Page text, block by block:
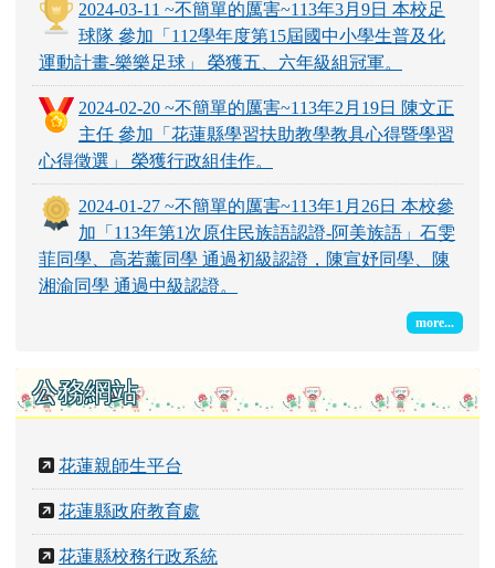
2024-03-11 ~不簡單的厲害~113年3月9日 本校足
球隊 參加「112學年度第15屆國中小學生普及化
運動計畫-樂樂足球」 榮獲五、六年級組冠軍。
2024-02-20 ~不簡單的厲害~113年2月19日 陳文正
主任 參加「花蓮縣學習扶助教學教具心得暨學習
心得徵選」 榮獲行政組佳作。
2024-01-27 ~不簡單的厲害~113年1月26日 本校參
加「113年第1次原住民族語認證-阿美族語」石雯
菲同學、高若薰同學 通過初級認證，陳宣妤同學、陳
湘渝同學 通過中級認證。
more...
公務網站
花蓮親師生平台
花蓮縣政府教育處
花蓮縣校務行政系統